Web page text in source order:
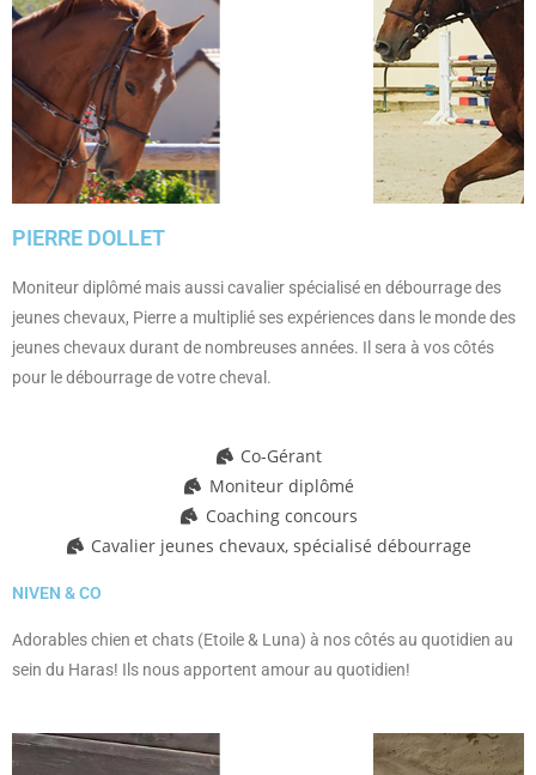
PIERRE DOLLET
Moniteur diplômé mais aussi cavalier spécialisé en débourrage des
jeunes chevaux, Pierre a multiplié ses expériences dans le monde des
jeunes chevaux durant de nombreuses années. Il sera à vos côtés
pour le débourrage de votre cheval.
Co-Gérant
Moniteur diplômé
Coaching concours
Cavalier jeunes chevaux, spécialisé débourrage
NIVEN & CO
Adorables chien et chats (Etoile & Luna) à nos côtés au quotidien au
sein du Haras! Ils nous apportent amour au quotidien!